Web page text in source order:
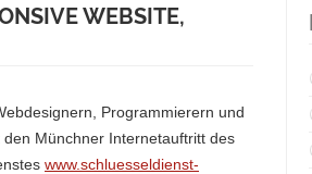
WEBSITE,
Programmierern und
Münchner Internetauftritt des
www.schluesseldienst-